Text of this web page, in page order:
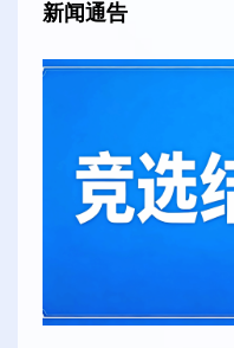
新闻通告